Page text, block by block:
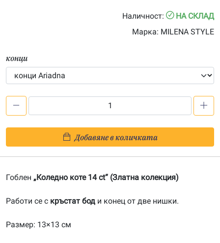
Наличност:
НА СКЛАД
Марка: MILENA STYLE
конци
коте
14
(кръстат
Добавяне в количката
Гоблен „Коледно коте 14 ct“ (Златна колекция)
Работи се с кръстат бод и конец от две нишки.
Размер: 13×13 см